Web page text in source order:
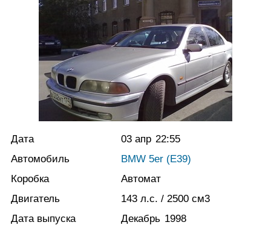
Дата 03 апр 22:55
Автомобиль
BMW 5er (E39)
Коробка
Автомат
Двигатель
143 л.с. / 2500 см3
Дата выпуска
Декабрь 1998